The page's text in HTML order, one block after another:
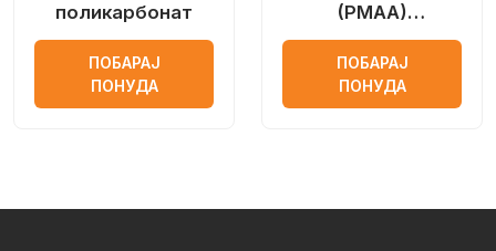
поликарбонат
ПОБАРАЈ
ПОНУДА
(PMAA)
плексиглас
ПОБАРАЈ
ПОНУДА